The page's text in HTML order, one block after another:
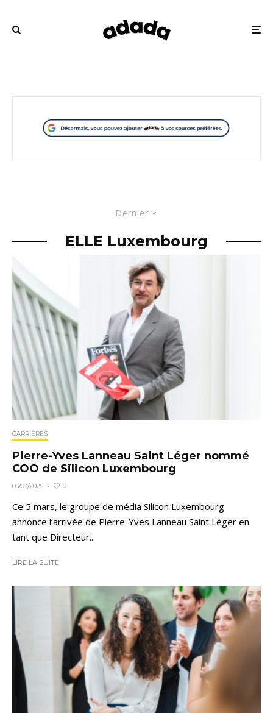
Dernier
ELLE Luxembourg
CARRIÈRES
Pierre-Yves Lanneau Saint Léger nommé
COO de Silicon Luxembourg
05/03/2025 · 0
Ce 5 mars, le groupe de média Silicon Luxembourg
annonce l’arrivée de Pierre-Yves Lanneau Saint Léger en
tant que Directeur...
LIRE LA SUITE